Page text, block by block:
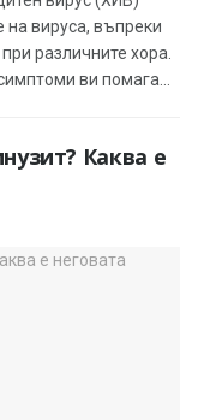
вируса, въпреки
различните хора.
ви помага...
Каква е